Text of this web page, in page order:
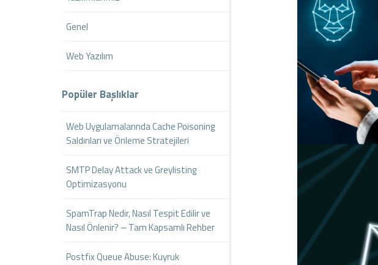
Genel
Web Yazılım
Popüler Başlıklar
Web Uygulamalarında Cache Poisoning
Saldırıları ve Önleme Stratejileri
SMTP Delay Attack ve Greylisting
Optimizasyonu
SpamTrap Nedir, Nasıl Tespit Edilir ve
Nasıl Önlenir? – Tam Kapsamlı Rehber
Postfix Queue Abuse: Kuyruk